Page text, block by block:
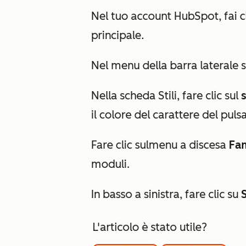
Nel tuo account HubSpot, fai
principale.
Nel menu della barra laterale
Nella scheda Stili, fare clic sul
il colore del carattere del
Fare clic sulmenu a discesa
moduli.
In basso a sinistra, fare clic su
L'articolo è stato utile?